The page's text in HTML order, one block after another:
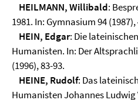
HEILMANN, Willibald:
1981. In: Gymnasium 94 (1987),
HEIN, Edgar: Die
Humanisten. In: Der
(1996), 83-93.
HEINE, Rudolf: Das
Humanisten Johannes Ludwig